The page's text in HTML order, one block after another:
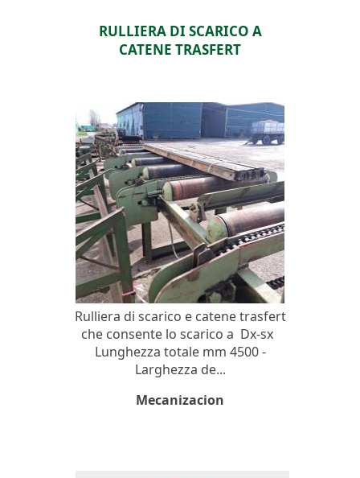
RULLIERA DI SCARICO A
CATENE TRASFERT
Rulliera di scarico e catene trasfert
che consente lo scarico a Dx-sx
Lunghezza totale mm 4500 -
Larghezza de...
Mecanizacion